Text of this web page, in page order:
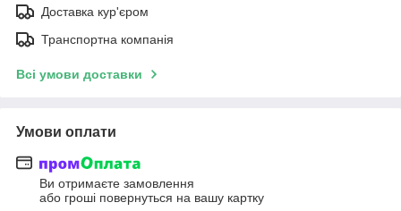
Доставка кур'єром
Транспортна компанія
Всі умови доставки
Умови оплати
Ви отримаєте замовлення
або гроші повернуться на вашу картку